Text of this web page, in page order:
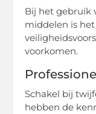
Bij het gebruik
middelen is
voorkomen.
Schakel bij
hebben de